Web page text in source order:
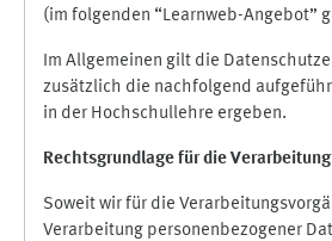
(im folgenden “Learnweb-Angebot”
Im Allgemeinen gilt die
zusätzlich die nachfolgend
in der Hochschullehre ergeben.
Rechtsgrundlage für die
Soweit wir für die
Verarbeitung personenbezogener